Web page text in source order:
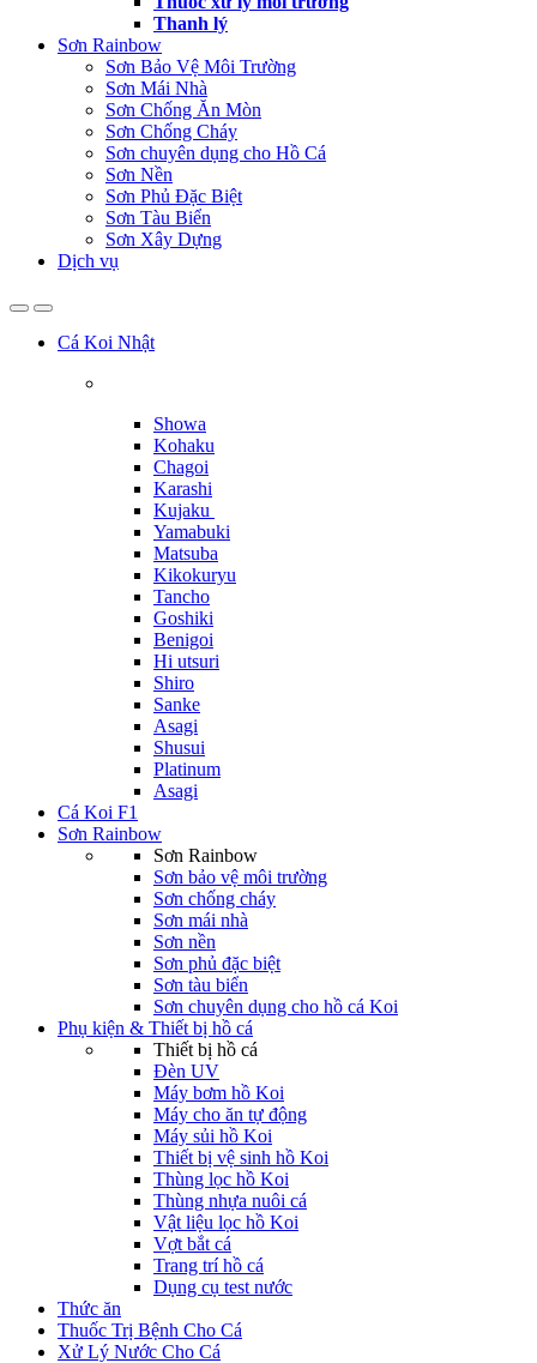
Thanh lý
Sơn Rainbow
Sơn Bảo Vệ Môi Trường
Sơn Mái Nhà
Sơn Chống Ăn Mòn
Sơn Chống Cháy
Sơn chuyên dụng cho Hồ Cá
Sơn Nền
Sơn Phủ Đặc Biệt
Sơn Tàu Biển
Sơn Xây Dựng
Dịch vụ
Cá Koi Nhật
Showa
Kohaku
Chagoi
Karashi
Kujaku
Yamabuki
Matsuba
Kikokuryu
Tancho
Goshiki
Benigoi
Hi utsuri
Shiro
Sanke
Asagi
Shusui
Platinum
Asagi
Cá Koi F1
Sơn Rainbow
Sơn Rainbow
Sơn bảo vệ môi trường
Sơn chống cháy
Sơn mái nhà
Sơn nền
Sơn phủ đặc biệt
Sơn tàu biển
Sơn chuyên dụng cho hồ cá Koi
Phụ kiện & Thiết bị hồ cá
Thiết bị hồ cá
Đèn UV
Máy bơm hồ Koi
Máy cho ăn tự động
Máy sủi hồ Koi
Thiết bị vệ sinh hồ Koi
Thùng lọc hồ Koi
Thùng nhựa nuôi cá
Vật liệu lọc hồ Koi
Vợt bắt cá
Trang trí hồ cá
Dụng cụ test nước
Thức ăn
Thuốc Trị Bệnh Cho Cá
Xử Lý Nước Cho Cá